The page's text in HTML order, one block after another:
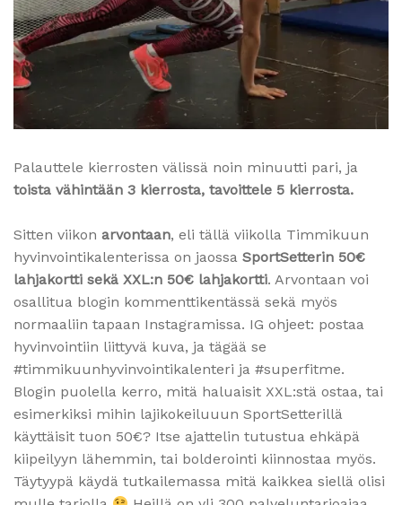
Palauttele kierrosten välissä noin minuutti pari, ja
toista vähintään 3 kierrosta, tavoittele 5 kierrosta.
Sitten viikon arvontaan, eli tällä viikolla Timmikuun
hyvinvointikalenterissa on jaossa SportSetterin 50€
lahjakortti sekä XXL:n 50€ lahjakortti. Arvontaan voi
osallitua blogin kommenttikentässä sekä myös
normaaliin tapaan Instagramissa. IG ohjeet: postaa
hyvinvointiin liittyvä kuva, ja tägää se
#timmikuunhyvinvointikalenteri ja #superfitme.
Blogin puolella kerro, mitä haluaisit XXL:stä ostaa, tai
esimerkiksi mihin lajikokeiluuun SportSetterillä
käyttäisit tuon 50€? Itse ajattelin tutustua ehkäpä
kiipeilyyn lähemmin, tai bolderointi kiinnostaa myös.
Täytyypä käydä tutkailemassa mitä kaikkea siellä olisi